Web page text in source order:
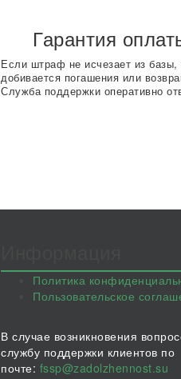
Гарантия
Если штраф не исчезает из базы,
добивается погашения или
Служба поддержки оперативно
Политика
Пользовательское
В случае возникновения
службу поддержки клиентов по
почте: fssp@zadolzhennost.su